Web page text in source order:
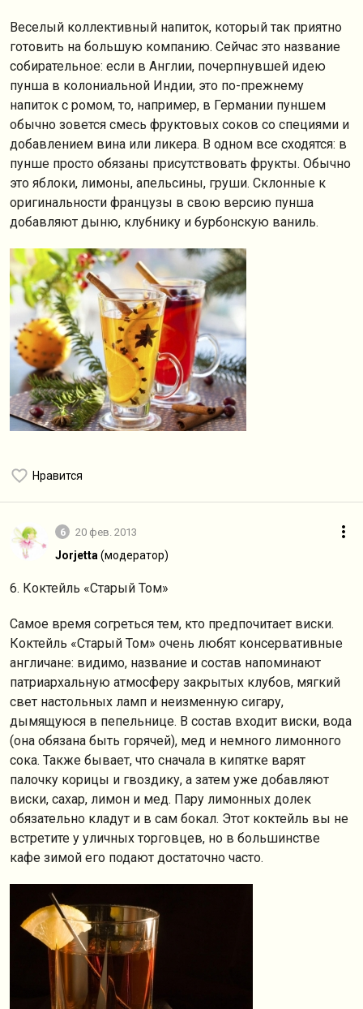
Веселый коллективный напиток, который так приятно
готовить на большую компанию. Сейчас это название
собирательное: если в Англии, почерпнувшей идею
пунша в колониальной Индии, это по-прежнему
напиток с ромом, то, например, в Германии пуншем
обычно зовется смесь фруктовых соков со специями и
добавлением вина или ликера. В одном все сходятся: в
пунше просто обязаны присутствовать фрукты. Обычно
это яблоки, лимоны, апельсины, груши. Склонные к
оригинальности французы в свою версию пунша
добавляют дыню, клубнику и бурбонскую ваниль.
Нравится
6 20 фев. 2013
Jorjetta (модератор)
6. Коктейль «Старый Том»
Самое время согреться тем, кто предпочитает виски.
Коктейль «Старый Том» очень любят консервативные
англичане: видимо, название и состав напоминают
патриархальную атмосферу закрытых клубов, мягкий
свет настольных ламп и неизменную сигару,
дымящуюся в пепельнице. В состав входит виски, вода
(она обязана быть горячей), мед и немного лимонного
сока. Также бывает, что сначала в кипятке варят
палочку корицы и гвоздику, а затем уже добавляют
виски, сахар, лимон и мед. Пару лимонных долек
обязательно кладут и в сам бокал. Этот коктейль вы не
встретите у уличных торговцев, но в большинстве
кафе зимой его подают достаточно часто.